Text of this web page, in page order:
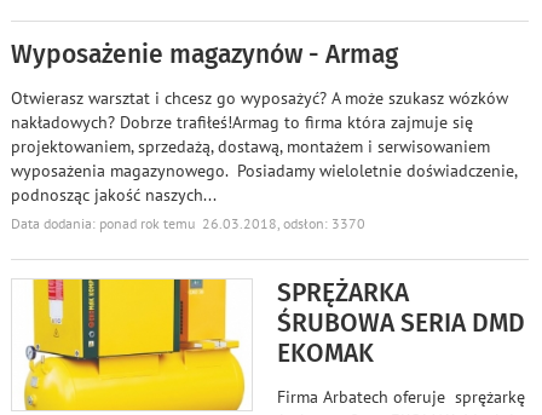
Wyposażenie magazynów - Armag
Otwierasz warsztat i chcesz go wyposażyć? A może szukasz wózków
nakładowych? Dobrze trafiłeś!Armag to firma która zajmuje się
projektowaniem, sprzedażą, dostawą, montażem i serwisowaniem
wyposażenia magazynowego. Posiadamy wieloletnie doświadczenie,
podnosząc jakość naszych...
Data dodania: ponad rok temu 26.03.2018, odsłon: 3370
SPRĘŻARKA
ŚRUBOWA SERIA DMD
EKOMAK
Firma Arbatech oferuje sprężarkę